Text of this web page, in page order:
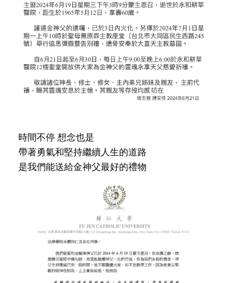
時間不停 想念也是
帶著勇氣和堅持繼續人生的道路
是我們能送給金神父最好的禮物